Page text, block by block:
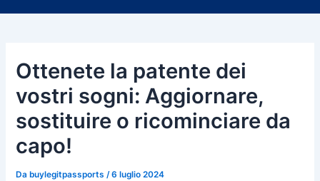
e
Ottenete la patente dei
vostri sogni: Aggiornare,
sostituire o ricominciare da
capo!
Da buylegitpassports/6 luglio 2024